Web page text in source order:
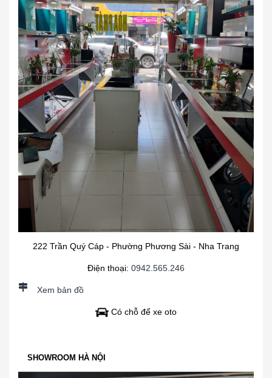
222 Trần Quý Cáp - Phường Phương Sài - Nha Trang
Điện thoại: 0942.565.246
Xem bản đồ
Có chỗ để xe oto
SHOWROOM HÀ NỘI